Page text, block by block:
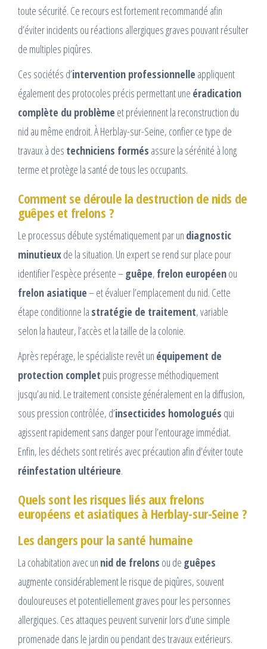
toute sécurité. Ce recours est fortement recommandé afin
d’éviter incidents ou réactions allergiques graves pouvant résulter
de multiples piqûres.
Ces sociétés d’intervention professionnelle appliquent
également des protocoles précis permettant une éradication
complète du problème et préviennent la reconstruction du
nid au même endroit. À Herblay-sur-Seine, confier ce type de
travaux à des techniciens formés assure la sérénité à long
terme et protège la santé de tous les occupants.
Comment se déroule la destruction de nids de
guêpes et frelons ?
Le processus débute systématiquement par un diagnostic
minutieuxde la situation. Un expert se rend sur place pour
identifier l’espèce présente –guêpe, frelon européenou
frelon asiatique– et évaluer l’emplacement du nid. Cette
étape conditionne la stratégie de traitement, variable
selon la hauteur, l’accès et la taille de la colonie.
Après repérage, le spécialiste revêt un équipement de
protection complet puis progresse méthodiquement
jusqu’au nid. Le traitement consiste généralement en la diffusion,
sous pression contrôlée, d’insecticides homologués qui
agissent rapidement sans danger pour l’entourage immédiat.
Enfin, les déchets sont retirés avec précaution afin d’éviter toute
réinfestation ultérieure.
Quels sont les risques liés aux frelons
européens et asiatiques à Herblay-sur-Seine ?
Les dangers pour la santé humaine
La cohabitation avec un nid de frelons ou de guêpes
augmente considérablement le risque de piqûres, souvent
douloureuses et potentiellement graves pour les personnes
allergiques. Ces attaques peuvent survenir lors d’une simple
promenade dans le jardin ou pendant des travaux extérieurs.